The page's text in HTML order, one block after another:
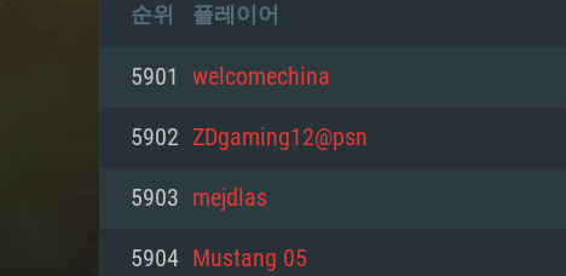
순위 플레이어
5901 welcomechina
5902 ZDgaming12@psn
5903 mejdlas
5904 Mustang 05